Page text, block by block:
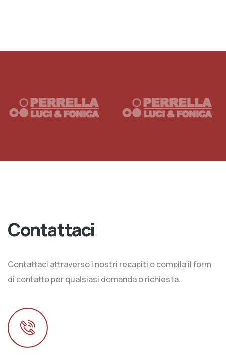
Contattaci
Contattaci attraverso i nostri recapiti o compila il form
di contatto per qualsiasi domanda o richiesta.